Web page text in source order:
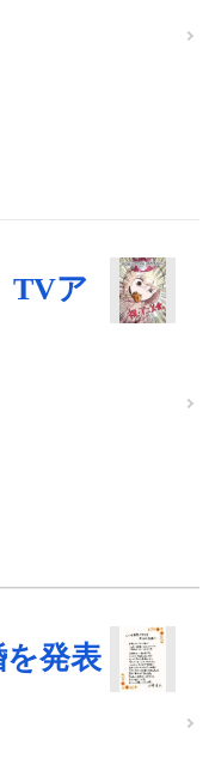
TVア
を発表